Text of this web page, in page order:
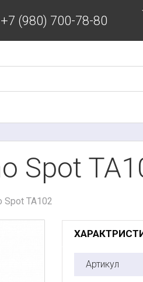
+7 (980) 700-78-80
Spot
Spot TA102
Артикул